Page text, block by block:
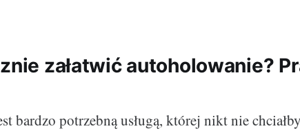
załatwić autoholowanie?
bardzo potrzebną usługą, której nikt nie